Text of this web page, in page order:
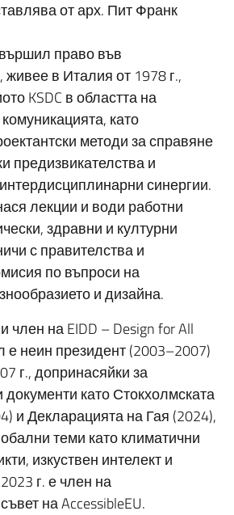
от арх. Пит Франк
право във
в Италия от 1978 г.,
KSDC в областта на
като
методи за справяне
предизвикателства и
синергии.
лекции и води работни
здравни и културни
с правителства и
по въпроси на
и дизайна.
член на EIDD – Design for All
е неин президент (2003–2007)
г., допринасяйки за
като Стокхолмската
и Декларацията на Гая (2024),
теми като климатични
изкуствен интелект и
г. е член на
на AccessibleEU.